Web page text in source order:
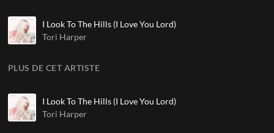
I Look To The Hills (I Love You Lord)
Tori Harper
PLUS DE CET ARTISTE
I Look To The Hills (I Love You Lord)
Tori Harper